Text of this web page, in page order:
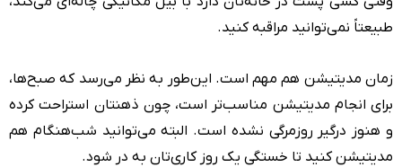
طبیعتاً نمی‌توانید مراقبه کنید.
زمان مدیتیشن هم مهم است. این‌طور به نظر می‌رسد که صبح‌ها،
برای انجام مدیتیشن مناسب‌تر است، چون ذهنتان استراحت کرده
و هنوز درگیر روزمرگی نشده است. البته می‌توانید شب‌هنگام هم
مدیتیشن کنید تا خستگی یک روز کاری‌تان به در شود.